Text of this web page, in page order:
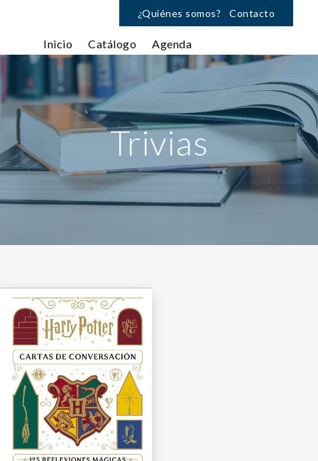
¿Quiénes somos? Contacto
Inicio Catálogo Agenda
Trivias